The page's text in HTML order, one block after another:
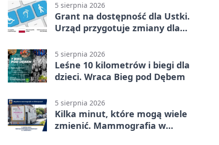
5 sierpnia 2026
Grant na dostępność dla Ustki.
Urząd przygotuje zmiany dla
5 sierpnia 2026
Leśne 10 kilometrów i biegi dla
dzieci. Wraca Bieg pod Dębem
5 sierpnia 2026
Kilka minut, które mogą wiele
zmienić. Mammografia w